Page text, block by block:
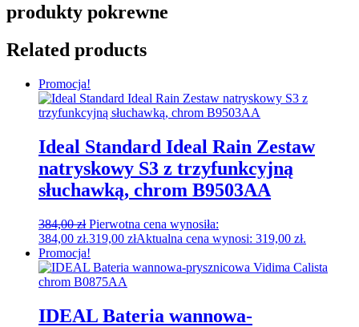
produkty pokrewne
Related products
Promocja!
Ideal Standard Ideal Rain Zestaw
natryskowy S3 z trzyfunkcyjną
słuchawką, chrom B9503AA
384,00zł Pierwotna cena wynosiła:
384,00 zł.319,00 złAktualna cena wynosi: 319,00 zł.
Promocja!
IDEAL Bateria wannowa-